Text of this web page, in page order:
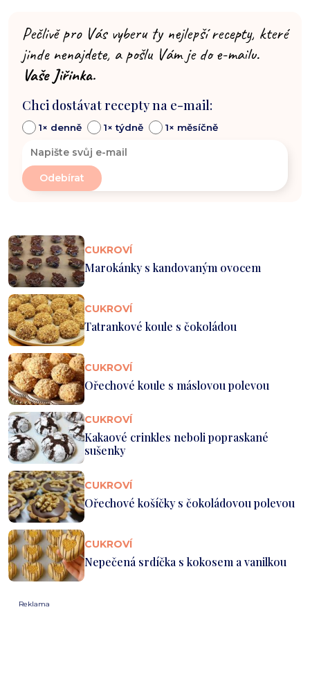
Pečlivě pro Vás vyberu ty nejlepší recepty, které
jinde nenajdete, a pošlu Vám je do e-mailu.
Vaše Jiřinka.
Chci dostávat recepty na e-mail:
1× denně 1× týdně 1× měsíčně
CUKROVÍ
Marokánky s kandovaným ovocem
CUKROVÍ
Tatrankové koule s čokoládou
CUKROVÍ
Ořechové koule s máslovou polevou
CUKROVÍ
Kakaové crinkles neboli popraskané
sušenky
CUKROVÍ
Ořechové košíčky s čokoládovou polevou
CUKROVÍ
Nepečená srdíčka s kokosem a vanilkou
Reklama